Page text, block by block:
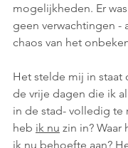
mogelijkheden. Er
geen verwachtingen -
chaos van het
Het stelde mij in staat
de vrije dagen die ik
in de stad- volledig te
heb ik nu zin in? Waar
ik nu behoefte aan?